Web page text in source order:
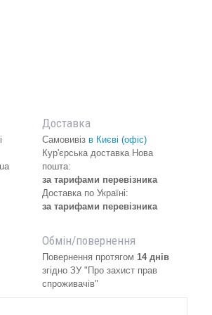
Доставка
Самовивіз в Києві (офіс)
Кур'єрська доставка Нова
пошта:
за тарифами перевізника
Доставка по Україні:
за тарифами перевізника
Обмін/повернення
Повернення протягом14 днів
згідно ЗУ "Про захист прав
спроживачів"